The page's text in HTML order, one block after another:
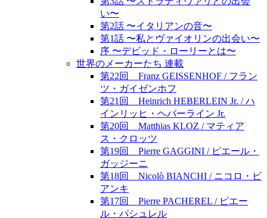
い〜
第2話 〜イタリアンの音〜
第1話 〜私とヴァイオリンの出会い〜
序 〜デビッド・ローリーとは〜
世界のメーカーたち 連載
第22回 Franz GEISSENHOF / フラン
ツ・ガイゼンホフ
第21回 Heinrich HEBERLEIN Jr. / ハ
インリッヒ・ヘバーライン Jr.
第20回 Matthias KLOZ / マティア
ス・クロッツ
第19回 Pierre GAGGINI / ピエール・
ガッジーニ
第18回 Nicolò BIANCHI / ニコロ・ビ
アンキ
第17回 Pierre PACHEREL / ピエー
ル・パシュレル